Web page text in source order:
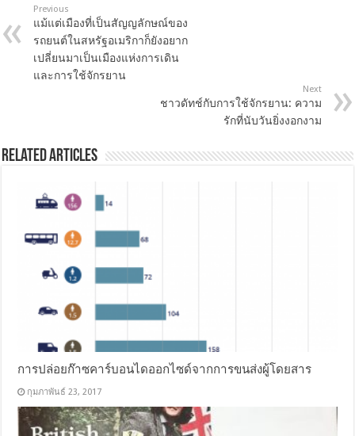
Previous
แม้แต่เมืองที่เป็นสัญญลักษณ์ของ
รถยนต์ในสหรัฐอเมริกาก็ยังอยาก
เปลี่ยนมาเป็นเมืองแห่งการเดิน
และการใช้จักรยาน
Next
ชาวดัทช์กับการใช้จักรยาน: ความ
รักที่นับวันยิ่งงอกงาม
Related Articles
การปล่อยก๊าซคาร์บอนไดออกไซด์จากการขนส่งผู้โดยสาร
กุมภาพันธ์ 23, 2017